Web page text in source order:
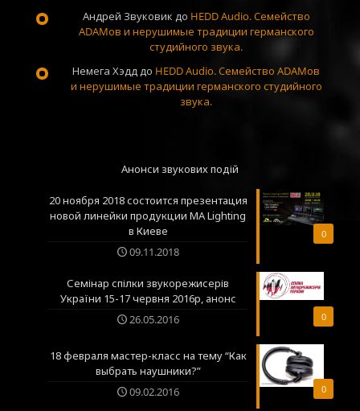
Андрей Звуковик до HEDD Audio. Семейство
ADAMов и нерушимые традиции германского
студийного звука.
Немега Хэдд до HEDD Audio. Семейство ADAMов
и нерушимые традиции германского студийного
звука.
Анонси звукових подій
0
20 ноября 2018 состоится презентация
новой линейки продукции MA Lighting
в Киеве
09.11.2018
0
Семінар спілки звукорежисерів
України 15-17 червня 2016р, анонс
26.05.2016
0
18 февраля мастер-класс на тему “Как
выбрать наушники?”
09.02.2016